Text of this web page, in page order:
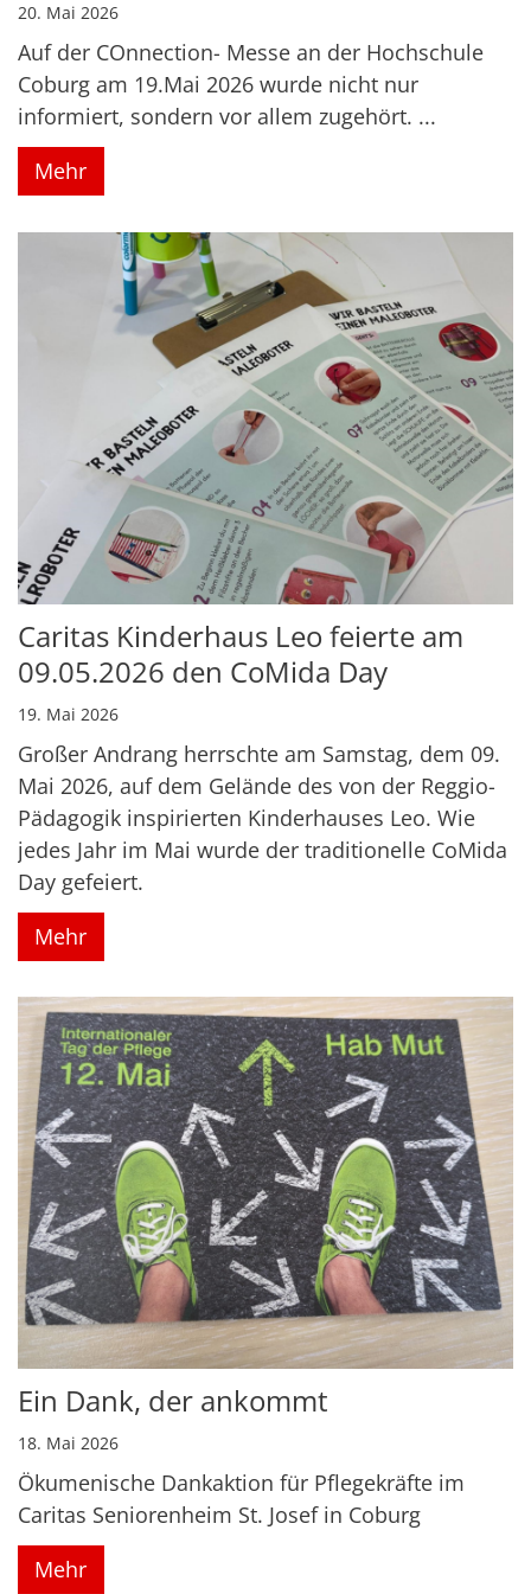
20. Mai 2026
Auf der COnnection- Messe an der Hochschule
Coburg am 19.Mai 2026 wurde nicht nur
informiert, sondern vor allem zugehört. ...
Mehr
Caritas Kinderhaus Leo feierte am
09.05.2026 den CoMida Day
19. Mai 2026
Großer Andrang herrschte am Samstag, dem 09.
Mai 2026, auf dem Gelände des von der Reggio-
Pädagogik inspirierten Kinderhauses Leo. Wie
jedes Jahr im Mai wurde der traditionelle CoMida
Day gefeiert.
Mehr
Ein Dank, der ankommt
18. Mai 2026
Ökumenische Dankaktion für Pflegekräfte im
Caritas Seniorenheim St. Josef in Coburg
Mehr